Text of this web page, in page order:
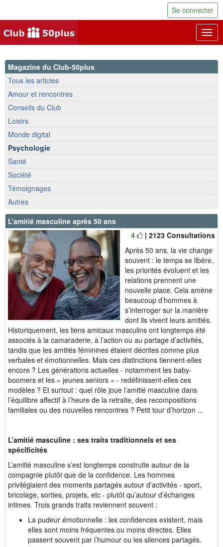
Se connecter
Magazine du Club-50plus
Tous les articles
Amour et rencontres
Conseils du Club
Loisirs
Monde digital
Psychologie
Santé
Société
Témoignages
Autres
L’amitié masculine après 50 ans
4
| 2123 Consultations
Après 50 ans, la vie change
souvent : le temps se libère,
les priorités évoluent et les
relations prennent une
nouvelle place. Cela amène
beaucoup d’hommes à
s’interroger sur la manière
dont ils vivent leurs amitiés.
Historiquement, les liens amicaux masculins ont longtemps été
associés à la camaraderie, à l’action ou au partage d’activités,
tandis que les amitiés féminines étaient décrites comme plus
verbales et émotionnelles. Mais ces distinctions tiennent-elles
encore ? Les générations actuelles - notamment les baby-
boomers et les « jeunes seniors » - redéfinissent-elles ces
modèles ? Et surtout : quel rôle joue l’amitié masculine dans
l’équilibre affectif à l’heure de la retraite, des recompositions
familiales ou des nouvelles rencontres ? Petit tour d’horizon ...
L’amitié masculine : ses traits traditionnels et ses
spécificités
L’amitié masculine s’est longtemps construite autour de la
compagnie plutôt que de la confidence. Les hommes
privilégiaient des moments partagés autour d’activités - sport,
bricolage, sorties, projets, etc - plutôt qu’autour d’échanges
intimes. Trois grands traits reviennent souvent :
La pudeur émotionnelle : les confidences existent, mais
elles sont moins fréquentes ou moins directes. Elles
passent souvent par l’humour ou les silences partagés.